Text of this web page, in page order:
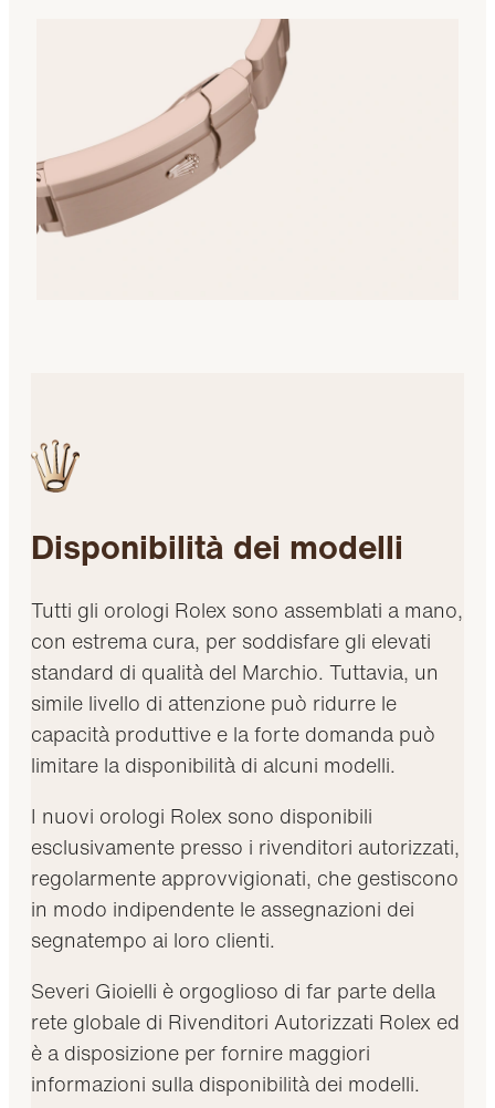
Disponibilità dei modelli
Tutti gli orologi Rolex sono assemblati a mano,
con estrema cura, per soddisfare gli elevati
standard di qualità del Marchio. Tuttavia, un
simile livello di attenzione può ridurre le
capacità produttive e la forte domanda può
limitare la disponibilità di alcuni modelli.
I nuovi orologi Rolex sono disponibili
esclusivamente presso i rivenditori autorizzati,
regolarmente approvvigionati, che gestiscono
in modo indipendente le assegnazioni dei
segnatempo ai loro clienti.
Severi Gioielli è orgoglioso di far parte della
rete globale di Rivenditori Autorizzati Rolex ed
è a disposizione per fornire maggiori
informazioni sulla disponibilità dei modelli.